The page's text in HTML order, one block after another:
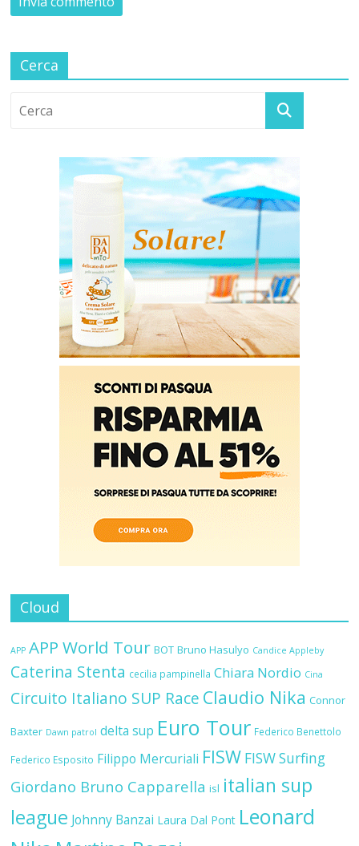
Cerca
Cloud
APP APP World Tour BOT Bruno Hasulyo Candice Appleby
Caterina Stenta cecilia pampinella Chiara Nordio Cina
Circuito Italiano SUP Race Claudio Nika Connor
Baxter Dawn patrol delta sup Euro Tour Federico Benettolo
Federico Esposito Filippo Mercuriali FISW FISW Surfing
Giordano Bruno Capparella isl italian sup
league Johnny Banzai Laura Dal Pont Leonard